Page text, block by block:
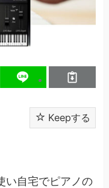
Keepする
い自宅でピアノの